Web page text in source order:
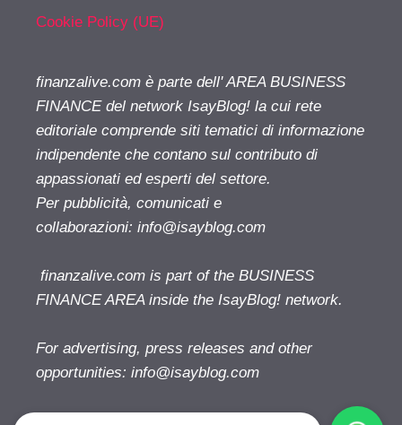
Cookie Policy (UE)
finanzalive.com è parte dell' AREA BUSINESS
FINANCE del network IsayBlog! la cui rete
editoriale comprende siti tematici di informazione
indipendente che contano sul contributo di
appassionati ed esperti del settore.
Per pubblicità, comunicati e
collaborazioni: info@isayblog.com
finanzalive.com is part of the BUSINESS
FINANCE AREA inside the IsayBlog! network.
For advertising, press releases and other
opportunities: info@isayblog.com